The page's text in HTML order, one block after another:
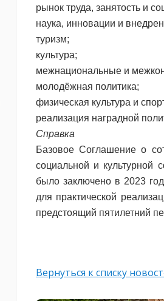
рынок труда, занятость и
наука, инновации и
туризм;
культура;
межнациональные и
молодёжная политика;
физическая культура и
реализация наградной
Справка
Базовое Соглашение о
социальной и культурной
было заключено в 2023
для практической
предстоящий пятилетний
Вернуться к списку